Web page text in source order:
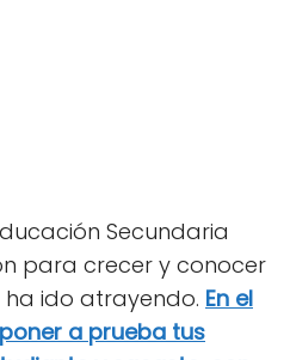
Secundaria
para crecer y conocer
ido atrayendo. En el
a prueba tus